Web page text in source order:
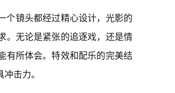
个镜头都经过精心设计，光影的
。无论是紧张的追逐戏，还是情
有所体会。特效和配乐的完美结
击力。